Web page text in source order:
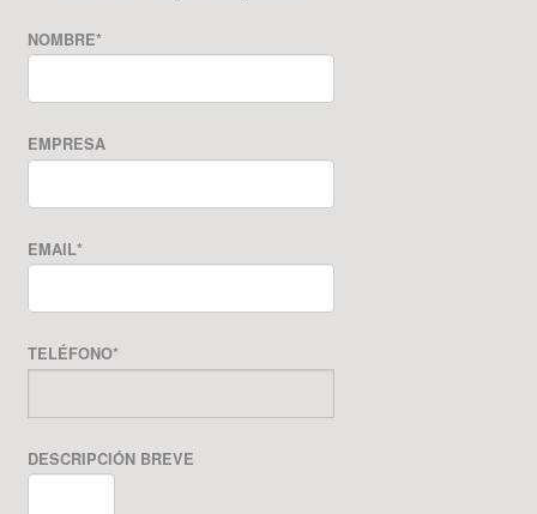
NOMBRE*
EMPRESA
EMAIL*
TELÉFONO*
DESCRIPCIÓN BREVE